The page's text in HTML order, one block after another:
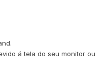
á tela do seu monitor ou